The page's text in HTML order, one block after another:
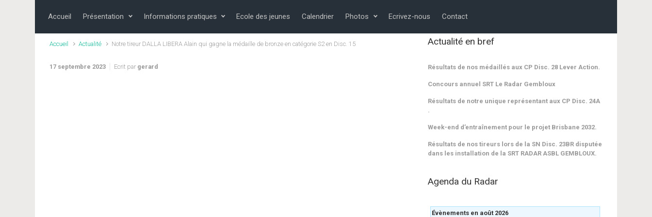
Accueil Présentation Informations pratiques Ecole des jeunes Calendrier Photos Ecrivez-nous Contact
Accueil Actualité Notre tireur DALLA LIBERA Alain qui gagne la médaille de bronze en catégorie S2 en Disc. 15
17 septembre 2023 Ecrit par gerard
Actualité en bref
Résultats de nos médaillés aux CP Disc. 28 Lever Action.
Concours annuel SRT Le Radar Gembloux
Résultats de notre unique représentant aux CP Disc. 24A
.
Week-end d’entraînement pour le projet Brisbane 2032.
Résultats de nos tireurs lors de la SN Disc. 23BR disputée
dans les installation de la SRT RADAR ASBL GEMBLOUX.
Agenda du Radar
Évènements en août 2026